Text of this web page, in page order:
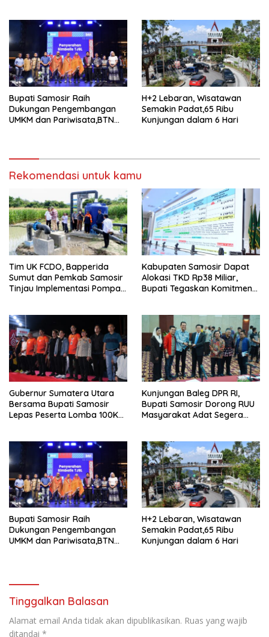
Bupati Samosir Raih
Dukungan Pengembangan
UMKM dan Pariwisata,BTN
H+2 Lebaran, Wisatawan
Semakin Padat,65 Ribu
Kunjungan dalam 6 Hari
Rekomendasi untuk kamu
Tim UK FCDO, Bapperida
Sumut dan Pemkab Samosir
Tinjau Implementasi Pompa
Kabupaten Samosir Dapat
Alokasi TKD Rp38 Miliar,
Bupati Tegaskan Komitmen
Gubernur Sumatera Utara
Bersama Bupati Samosir
Lepas Peserta Lomba 100K
Kunjungan Baleg DPR RI,
Bupati Samosir Dorong RUU
Masyarakat Adat Segera
Bupati Samosir Raih
Dukungan Pengembangan
UMKM dan Pariwisata,BTN
H+2 Lebaran, Wisatawan
Semakin Padat,65 Ribu
Kunjungan dalam 6 Hari
Tinggalkan Balasan
Alamat email Anda tidak akan dipublikasikan. Ruas yang wajib
ditandai *